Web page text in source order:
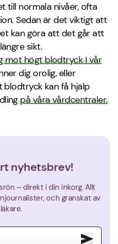
till normala nivåer, ofta
Sedan är det viktigt att
kan göra att det går att
sikt.
mot högt blodtryck I vår
dig orolig, eller
blodtryck kan få hjälp
på våra vårdcentraler.
nyhetsbrev!
– direkt i din inkorg. Allt
och granskat av